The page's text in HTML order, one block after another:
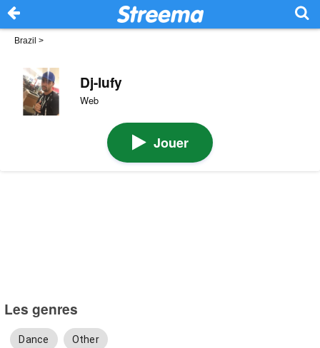
Brazil >
Dj-lufy
Web
Jouer
Les genres
Dance Other